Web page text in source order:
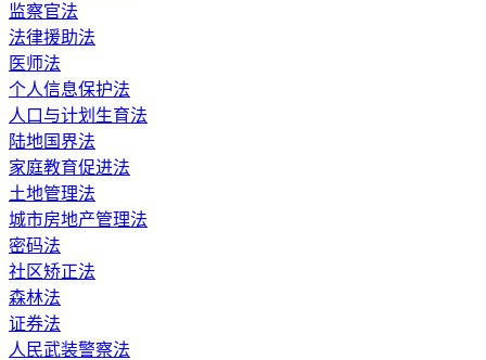
监察官法
法律援助法
医师法
个人信息保护法
人口与计划生育法
陆地国界法
家庭教育促进法
土地管理法
城市房地产管理法
密码法
社区矫正法
森林法
证券法
人民武装警察法